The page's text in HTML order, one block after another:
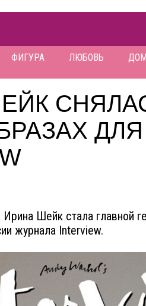
ФИГУРА ЛЮБОВЬ ДОМ
ДЛЯ
Шейк стала главной
журнала Interview.